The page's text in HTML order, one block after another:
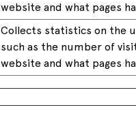
website and what pages
Collects statistics on the
such as the number of
website and what pages